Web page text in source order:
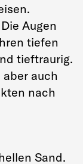
Augen
tiefen
tieftraurig.
auch
nach
Sand.